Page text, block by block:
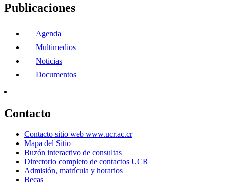
Publicaciones
Agenda
Multimedios
Noticias
Documentos
Contacto
Contacto sitio web www.ucr.ac.cr
Mapa del Sitio
Buzón interactivo de consultas
Directorio completo de contactos UCR
Admisión, matrícula y horarios
Becas